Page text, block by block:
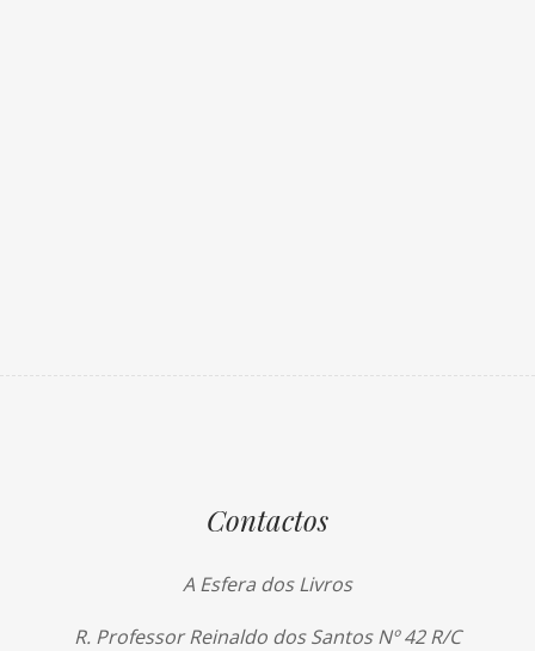
Contactos
A Esfera dos Livros
R. Professor Reinaldo dos Santos Nº 42 R/C